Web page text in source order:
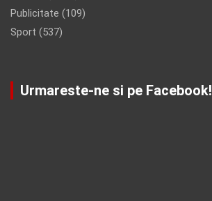
Publicitate (109)
Sport (537)
Urmareste-ne si pe Facebook!